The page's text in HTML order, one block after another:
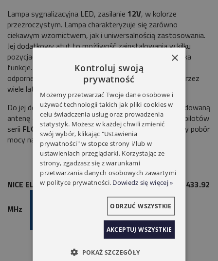
Lampa sygnalizacyjna LED, zasilanie 12V, w kolorze
przezroczystym. Lampa charakteryzuje się zarówno
ciekawym wzornictwem, jak i uniwersalnością zastosowania.
Jej dodatkowy atut to możliwość zainstalowania w kilku
pozycjach, tak by spełniała określone przez użytkownika
funkcje. Lampa wykonana jest w całości z materiału
odpornego na uderzenia, co gwarantuje użytkowanie przez
wiele lat.
Do jej dodatkowych zalet można również zaliczyć wbudowaną
antenę
433, 92 MHz,która zwiększa zasięg działania pilotów
serii FLO/FLOR/ONE/SMILO/NICE WAY.Pomniejszony pobór
mocy nawet do80%dzięki technologiiLED.
NICE ELDC BLUEBUS 12 V Z WBUDOWANĄ ANTENĄ 433.92
MHz
×
Kontroluj swoją
prywatność
Możemy przetwarzać Twoje dane osobowe i
używać technologii takich jak pliki cookies w
celu świadczenia usług oraz prowadzenia
statystyk. Możesz w każdej chwili zmienić
swój wybór, klikając "Ustawienia
prywatności" w stopce strony i/lub w
ustawieniach przeglądarki. Korzystając ze
strony, zgadzasz się z warunkami
przetwarzania danych osobowych zawartymi
w polityce prywatności. Dowiedz się więcej »
AKCEPTUJ WSZYSTKIE
ODRZUĆ WSZYSTKIE
POKAŻ SZCZEGÓŁY